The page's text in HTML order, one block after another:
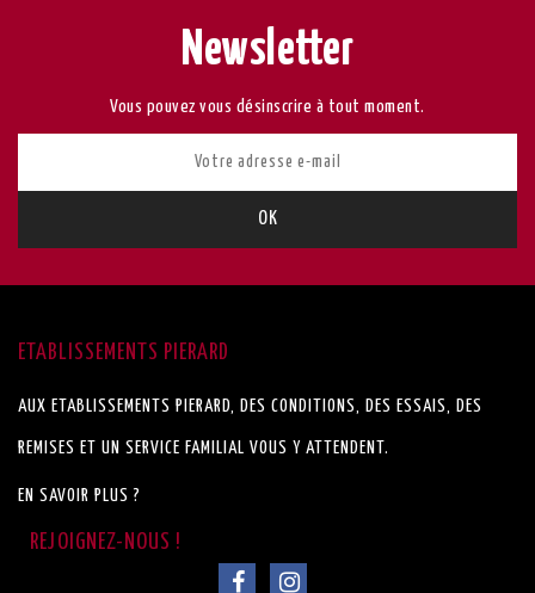
Newsletter
Vous pouvez vous désinscrire à tout moment.
ETABLISSEMENTS PIERARD
AUX ETABLISSEMENTS PIERARD, DES CONDITIONS, DES ESSAIS, DES
REMISES ET UN SERVICE FAMILIAL VOUS Y ATTENDENT.
EN SAVOIR PLUS ?